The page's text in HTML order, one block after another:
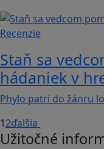
Recenzie
Staň sa
hádaniek v
Phylo patrí do žánru
12ďalšia
Užitočné